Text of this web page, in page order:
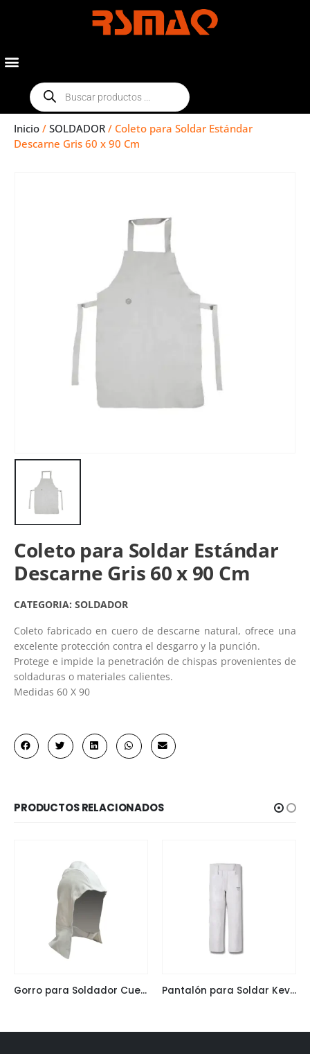
Inicio / SOLDADOR / Coleto para Soldar Estándar
Descarne Gris 60 x 90 Cm
Coleto para Soldar Estándar
Descarne Gris 60 x 90 Cm
CATEGORIA: SOLDADOR
Coleto fabricado en cuero de descarne natural, ofrece una
excelente protección contra el desgarro y la punción.
Protege e impide la penetración de chispas provenientes de
soldaduras o materiales calientes.
Medidas 60 X 90
PRODUCTOS RELACIONADOS
Gorro para Soldador Cuero Estándar Completo Blanco Pantalón para Soldar Kevlar Cuero Gris